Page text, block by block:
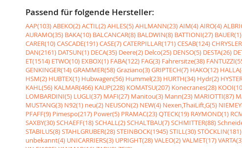
Passend für folgende Hersteller:
AAP(103)ABEKO(2)ACTIL(2)AHLES(5)AHLMANN(23)AIM(4)AIRO(4)
AURAMO(35) BAKA(10) BALCANCAR(8) BALDWIN(8) BATTIONI(27) BAUER(1)
CARER(10)CASCADE(191)CASE(7)CATERPILLAR(171)CESAB(124)
DAN(2161) DATSUN(1) DECA(35) Deere(2) Delco(25) DENSO(5) DESTA(26)
ET(1514) ETWO(10) EXBOX(1) FABA(122) FAG(3) Fahrersitze(38)
GENKINGER(14)GRAMMER(58)Graziano(3)GRIPTECH(7) HAKO(12)
HSM(2) HUBTEX(1) Hubwagen(56) Hummel(23) HURTH(34) Hydr(2)
KAHL(56) KALMAR(466) KAUP(228) KOMATSU(207) Konecranes(28)
LOMBARDINI(5) LUGLI(37) MAFI(27) Manitou(3) Mann(23) MARIOTTI(87)
MUSTANG(3) N92(1) neu(2) NEUSON(2) NEW(4) Nexen,ThaiLift,G(5)
PFAFF(9) Pimespo(217) Power(5) PRAMAC(23)QTECK(19) RAYMOND(1)
SAXBY(30)SCHAEFF(18)SCHALL(2)SCHALTBAU(7)SCHMITTER(88)
STABILUS(8)STAHLGRUBER(28)STEINBOCK(1945)STILL(30)STÖCKLIN(181)
unbekannt(4) UNICARRIERS(3) UPRIGHT(28)VALEO(2)VALMET(17)